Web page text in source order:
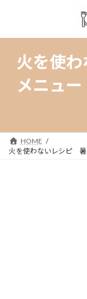
ン
ー
火を使
メニュ
HOME
火を使わないレシピ